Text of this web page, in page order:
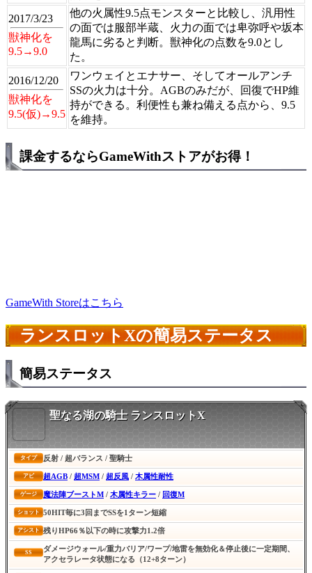
2017/3/23
獣神化を
9.5→9.0
他の火属性9.5点モンスターと比較し、汎用性
の面では服部半蔵、火力の面では卑弥呼や坂本
龍馬に劣ると判断。獣神化の点数を9.0とし
た。
2016/12/20
獣神化を
9.5(仮)→9.5
ワンウェイとエナサー、そしてオールアンチ
SSの火力は十分。AGBのみだが、回復でHP維
持ができる。利便性も兼ね備える点から、9.5
を維持。
課金するならGameWithストアがお得！
GameWith Storeはこちら
ランスロットXの簡易ステータス
簡易ステータス
聖なる湖の騎士 ランスロットX
タイプ 反射 / 超バランス / 聖騎士
アビ 超AGB / 超MSM / 超反風 / 木属性耐性
ゲージ 魔法陣ブーストM / 木属性キラー / 回復M
ショット 50HIT毎に3回までSSを1ターン短縮
アシスト 残りHP66％以下の時に攻撃力1.2倍
SS
ダメージウォール/重力バリア/ワープ/地雷を無効化＆停止後に一定期間、
アクセラレータ状態になる（12+8ターン）